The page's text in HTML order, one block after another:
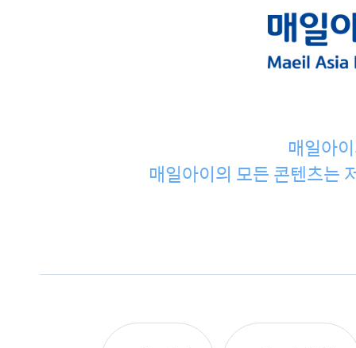
매일아
매일아이의 모든 콘텐츠는